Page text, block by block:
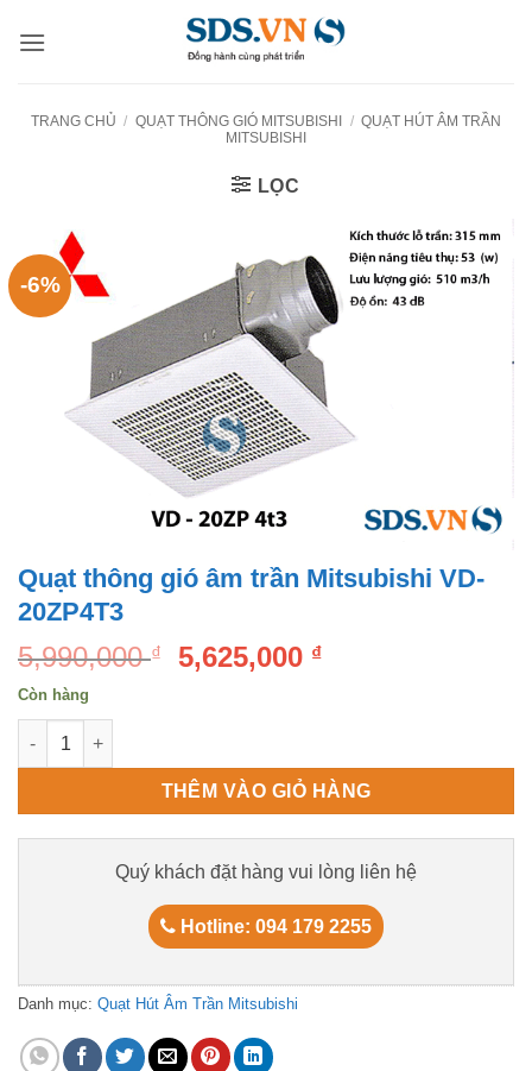
qua
TRANG CHỦ / QUẠT THÔNG GIÓ MITSUBISHI / QUẠT HÚT ÂM TRẦN
MITSUBISHI
LỌC
-6%
Quạt thông gió âm trần Mitsubishi VD-
20ZP4T3
5,990,000₫
Original
5,625,000 ₫Current
Còn hàng
Quạt thông gió âm trần Mitsubishi VD-20ZP4T3 số lượng
THÊM VÀO GIỎ HÀNG
Quý khách đặt hàng vui lòng liên hệ
Hotline: 094 179 2255
Danh mục: Quạt Hút Âm Trần Mitsubishi